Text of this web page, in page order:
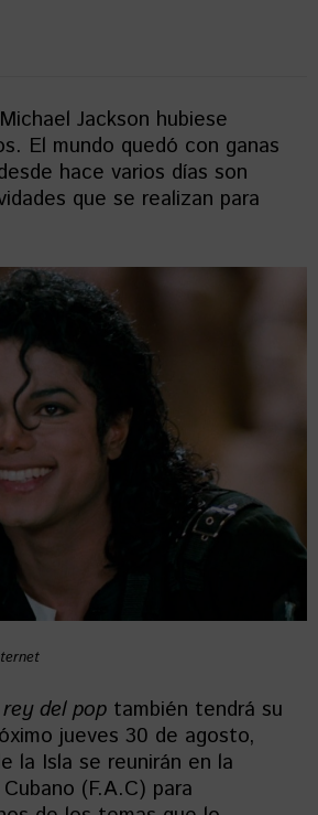
Jackson hubiese
El mundo quedó con ganas
hace varios días son
que se realizan para
rey del pop también tendrá su
jueves 30 de agosto,
la Isla se reunirán en la
(F.A.C) para